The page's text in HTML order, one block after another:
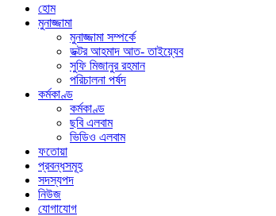
হোম
মুনাজ্জামা
মুনাজ্জামা সম্পর্কে
ডক্টর আহমাদ আত- তাইয়্যেব
সুফি মিজানুর রহমান
পরিচালনা পর্ষদ
কর্মকাণ্ড
কর্মকাণ্ড
ছবি এলবাম
ভিডিও এলবাম
ফতোয়া
প্রবন্ধসমূহ
সদস্যপদ
নিউজ
যোগাযোগ